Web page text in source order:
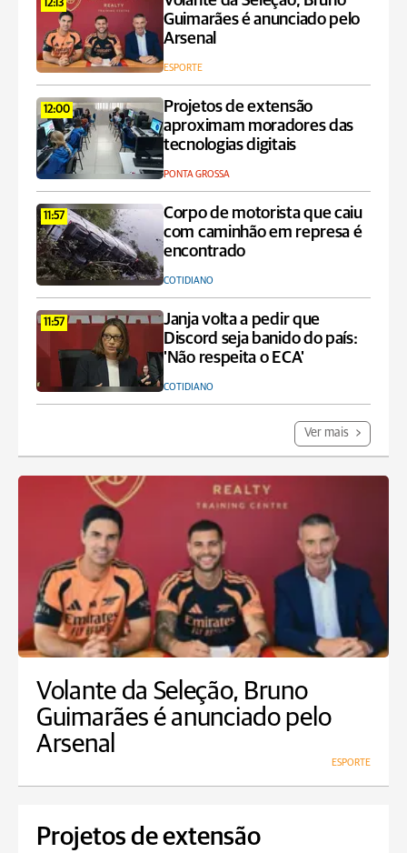
12:13
Guimarães é anunciado pelo
Arsenal
ESPORTE
12:00
Projetos de extensão
aproximam moradores das
tecnologias digitais
PONTA GROSSA
11:57
Corpo de motorista que caiu
com caminhão em represa é
encontrado
COTIDIANO
11:57
Janja volta a pedir que
Discord seja banido do país:
'Não respeita o ECA'
COTIDIANO
Ver mais
Volante da Seleção, Bruno
Guimarães é anunciado pelo
Arsenal
ESPORTE
Projetos de extensão